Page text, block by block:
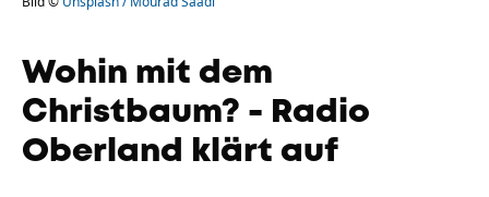
Wohin mit dem
Christbaum? - Radio
Oberland klärt auf